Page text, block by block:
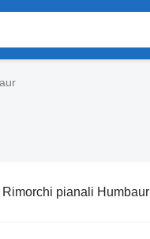
Rimorchi pianali Humbaur